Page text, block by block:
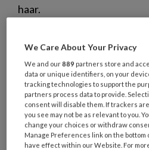
haar.
12 JANUARI 2023 NIEUWS
BEDRIJFSVOERING
We Care About Your Privacy
We and our889 partners store and
data or unique identifiers, on your
tracking technologies to support the
partners process data to provide.
consent will disable them. If trackers
you see may not be as relevant to you.
change your choices or withdraw
Manage Preferences link on the bottom
have effect within our Website. For